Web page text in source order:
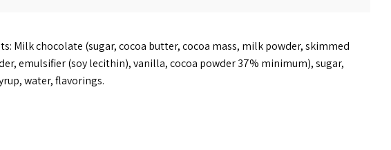
Milk chocolate (sugar, cocoa butter, cocoa mass, milk powder, skimmed
emulsifier (soy lecithin), vanilla, cocoa powder 37% minimum), sugar,
water, flavorings.
per 100 g